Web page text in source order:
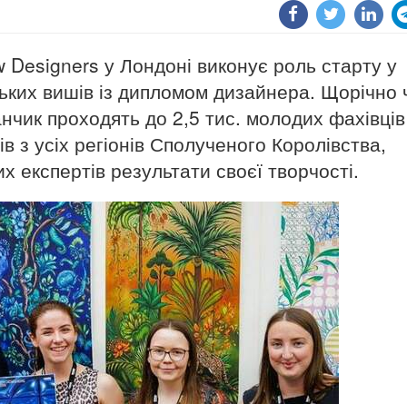
Designers у Лондоні виконує роль старту у
вишів із дипломом дизайнера. Щорічно
проходять до 2,5 тис. молодих фахівців
з усіх регіонів Сполученого Королівства,
результати своєї творчості.